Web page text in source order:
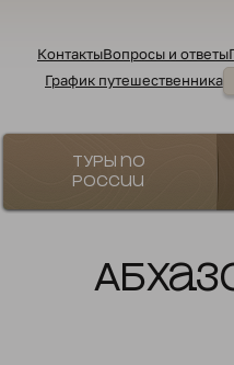
КонтактыВопросы и ответы
График путешественника
Туры по
России